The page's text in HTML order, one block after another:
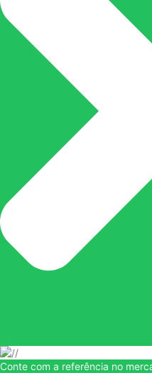
Conte com a referência no